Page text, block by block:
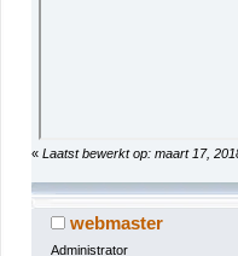
« Laatst bewerkt op: maart 17,
webmaster
Administrator